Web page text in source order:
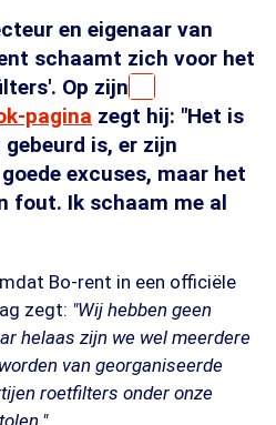
en eigenaar van
schaamt zich voor het
Op zijn
pagina zegt hij: "Het is
is, er zijn
excuses, maar het
fout. Ik schaam me al
Bo-rent in een officiële
zegt: "Wij hebben geen
helaas zijn we wel meerdere
van georganiseerde
roetfilters onder onze